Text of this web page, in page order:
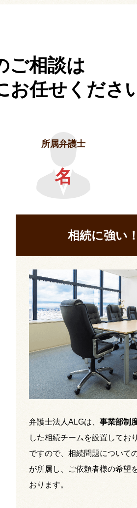
ご相談は
お任せくださ
所属弁護士
名
相続に強い
弁護士法人ALGは、 事業部制
した相続チームを設置してお
ですので、相続問題について
が所属し、ご依頼者様の希望
おります。